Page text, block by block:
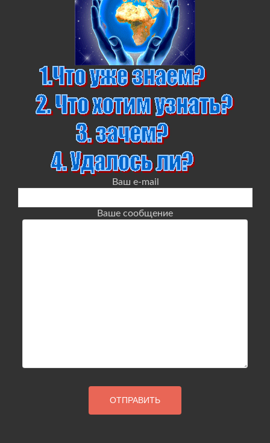
Ваш e-mail
Ваше сообщение